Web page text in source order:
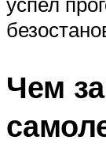
Чем